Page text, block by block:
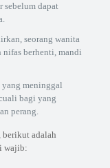
sebelum dapat
seorang wanita
nifas berhenti, mandi
meninggal
bagi yang
perang.
berikut adalah
wajib: